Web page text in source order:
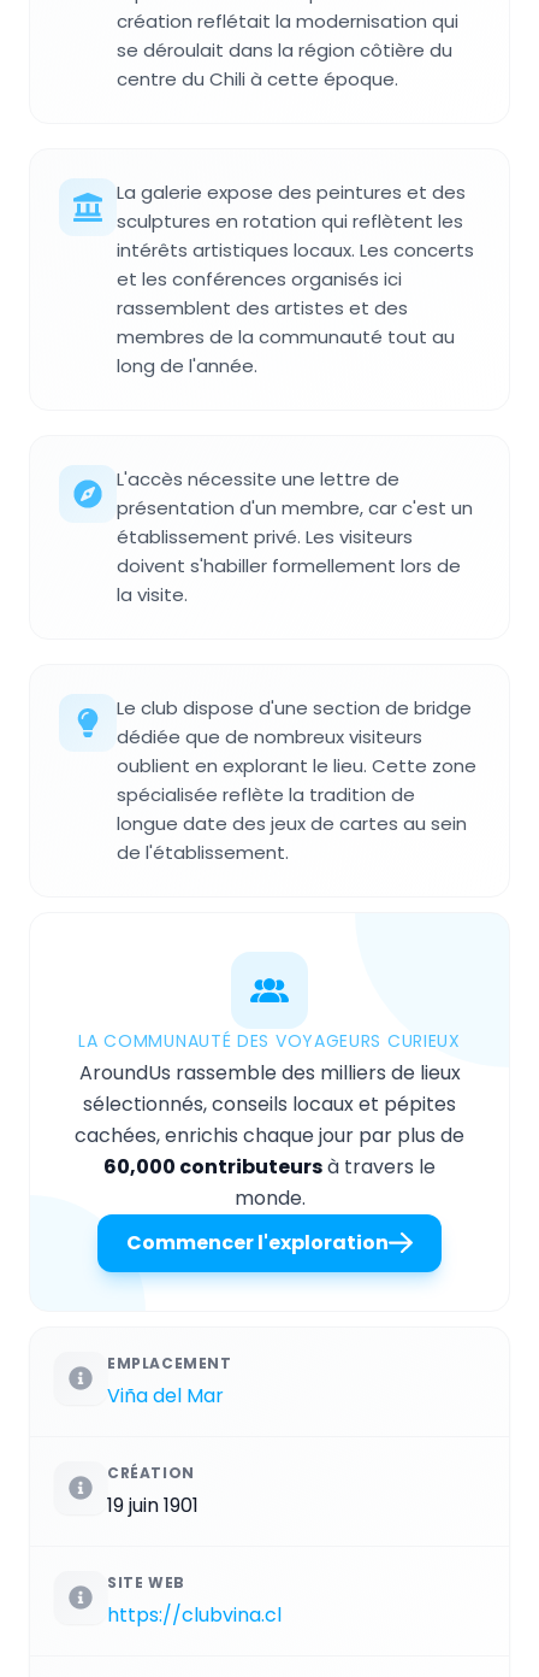
création reflétait la modernisation qui
se déroulait dans la région côtière du
centre du Chili à cette époque.
La galerie expose des peintures et des
sculptures en rotation qui reflètent les
intérêts artistiques locaux. Les concerts
et les conférences organisés ici
rassemblent des artistes et des
membres de la communauté tout au
long de l'année.
L'accès nécessite une lettre de
présentation d'un membre, car c'est un
établissement privé. Les visiteurs
doivent s'habiller formellement lors de
la visite.
Le club dispose d'une section de bridge
dédiée que de nombreux visiteurs
oublient en explorant le lieu. Cette zone
spécialisée reflète la tradition de
longue date des jeux de cartes au sein
de l'établissement.
LA COMMUNAUTÉ DES VOYAGEURS CURIEUX
AroundUs rassemble des milliers de lieux
sélectionnés, conseils locaux et pépites
cachées, enrichis chaque jour par plus de
60,000 contributeursà travers le
monde.
Commencer l'exploration
EMPLACEMENT
Viña del Mar
CRÉATION
19 juin 1901
SITE WEB
https://clubvina.cl